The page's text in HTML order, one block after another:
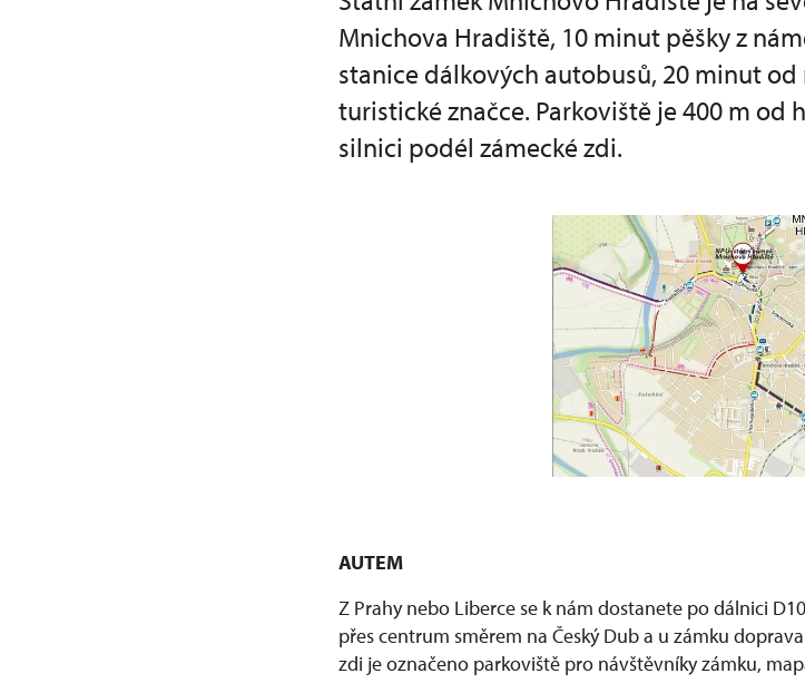
Mnichova Hradiště, 10 minut pěšky z
stanice dálkových autobusů, 20 minut
turistické značce. Parkoviště je 400 m
silnici podél zámecké zdi.
AUTEM
Z Prahy nebo Liberce se k nám dostanete po dálnici
přes centrum směrem na Český Dub a u zámku
zdi je označeno parkoviště pro návštěvníky zámku,